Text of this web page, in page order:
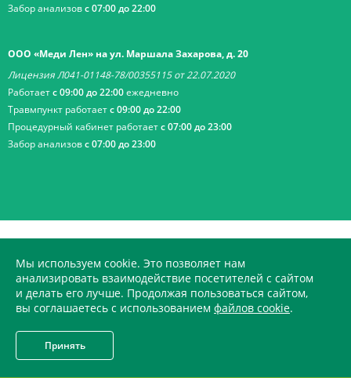
Забор анализовс 07:00 до 22:00
ООО «Меди Лен» на ул. Маршала Захарова, д. 20
Лицензия Л041-01148-78/00355115 от 22.07.2020
Работаетс 09:00 до 22:00ежедневно
Травмпункт работаетс 09:00 до 22:00
Процедурный кабинет работаетс 07:00 до 23:00
Забор анализовс 07:00 до 23:00
© 2002-2026 СМ-Клиника
Все материалы данного сайта являются объектами авторского
права (в том числе дизайн). Запрещается копирование,
Мы используем cookie. Это позволяет нам
анализировать взаимодействие посетителей с сайтом
и делать его лучше. Продолжая пользоваться сайтом,
вы соглашаетесь с использованием файлов cookie.
Принять